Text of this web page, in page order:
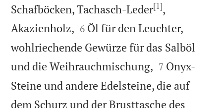
Schafböcken, Tachasch-Leder[1],
Akazienholz, 

6 Öl für den Leuchter,
wohlriechende Gewürze für das Salböl
und die Weihrauchmischung, 

7 Onyx-
Steine und andere Edelsteine, die auf
dem Schurz und der Brusttasche des